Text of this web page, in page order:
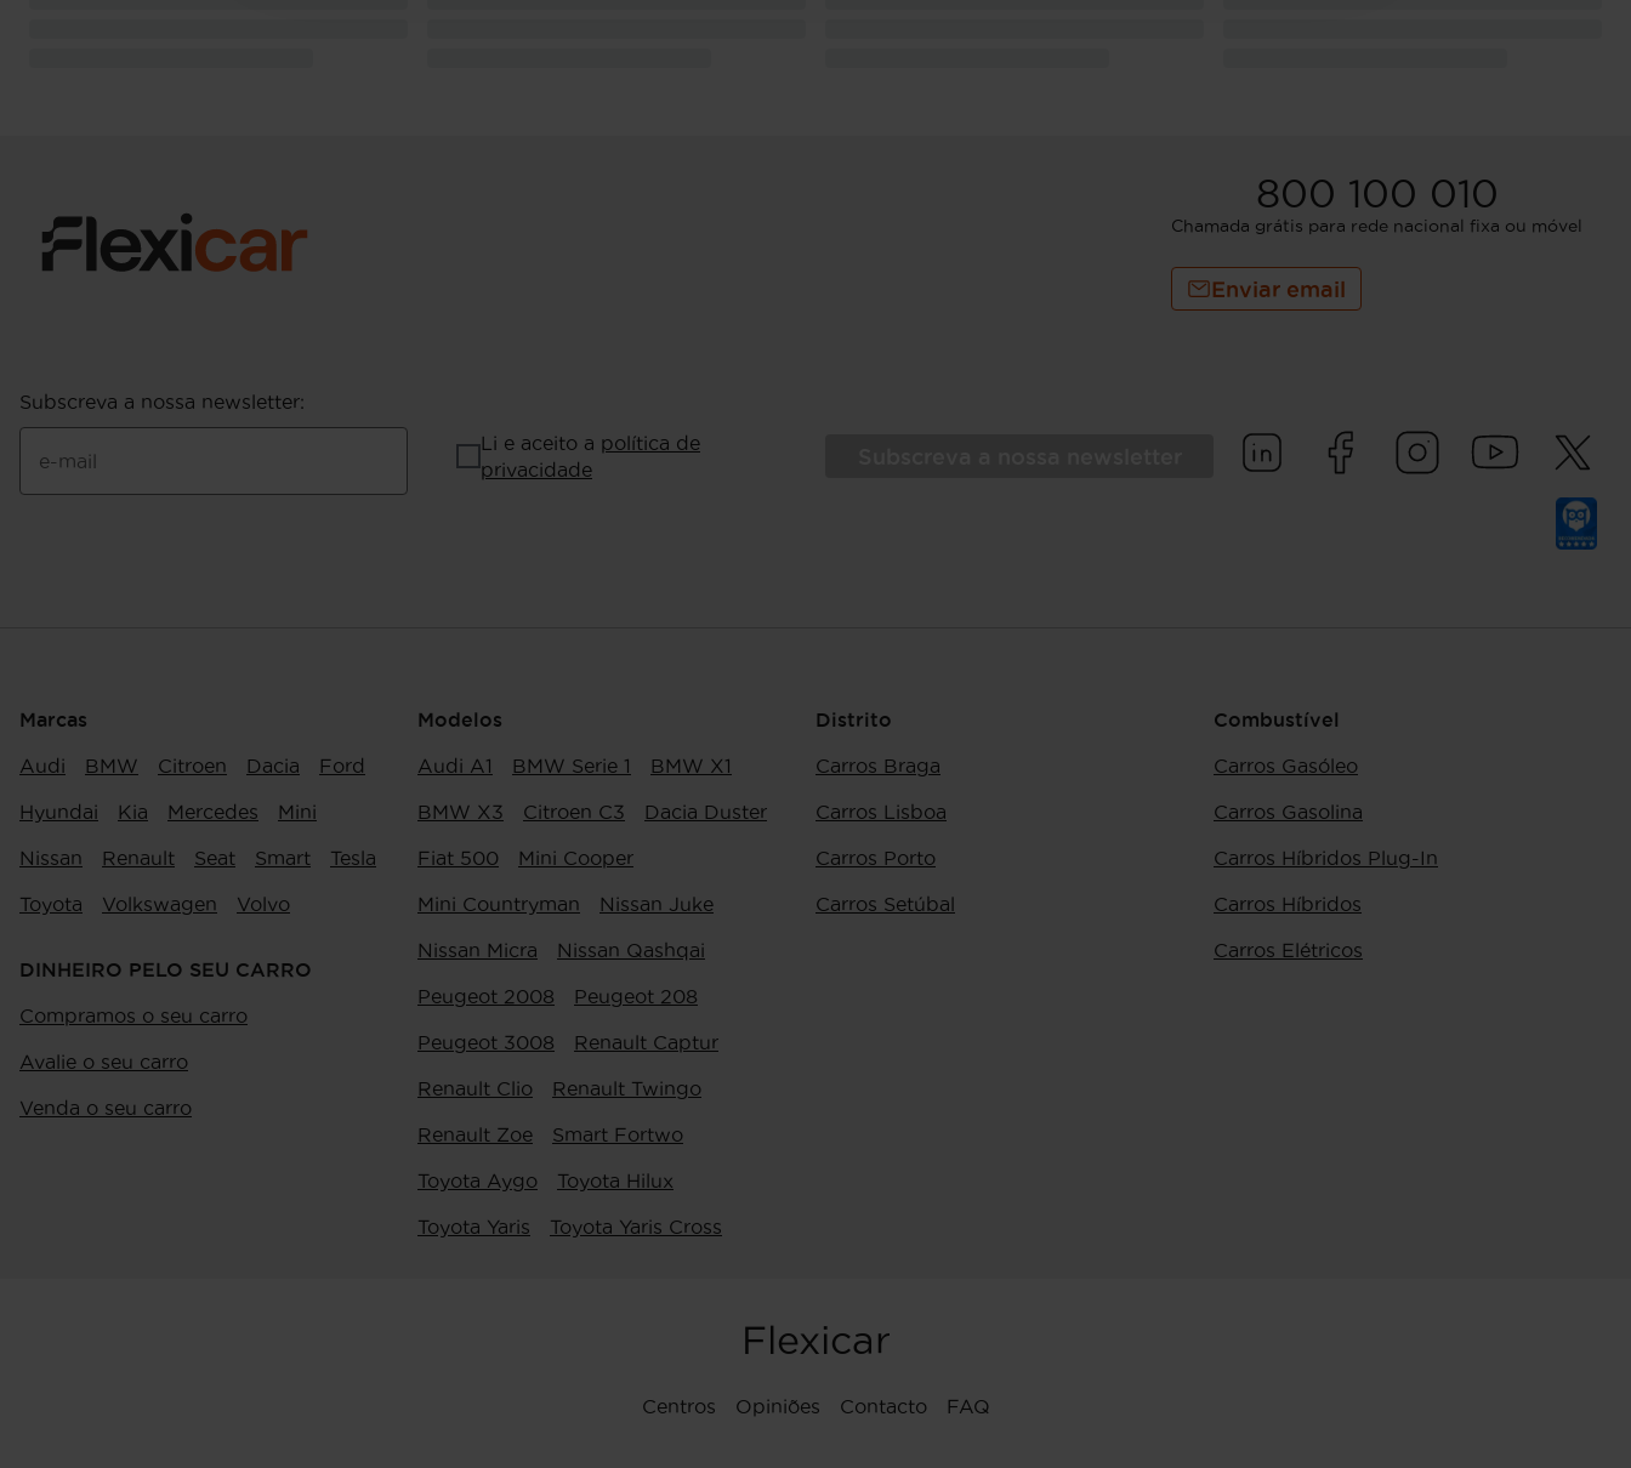
800 100 010
Chamada grátis para rede nacional fixa ou móvel
Enviar email
Subscreva a nossa newsletter:
e-mail
Li e aceito a política de
privacidade
Marcas
Audi BMW Citroen Dacia Ford
Hyundai Kia Mercedes Mini
Nissan Renault Seat Smart Tesla
Toyota Volkswagen Volvo
DINHEIRO PELO SEU CARRO
Compramos o seu carro
Avalie o seu carro
Venda o seu carro
Modelos
Audi A1 BMW Serie 1 BMW X1
BMW X3 Citroen C3 Dacia Duster
Fiat 500 Mini Cooper
Mini Countryman Nissan Juke
Nissan Micra Nissan Qashqai
Peugeot 2008 Peugeot 208
Peugeot 3008 Renault Captur
Renault Clio Renault Twingo
Renault Zoe Smart Fortwo
Toyota Aygo Toyota Hilux
Toyota Yaris Toyota Yaris Cross
Distrito
Carros Braga
Carros Lisboa
Carros Porto
Carros Setúbal
Combustível
Carros Gasóleo
Carros Gasolina
Carros Híbridos Plug-In
Carros Híbridos
Carros Elétricos
Flexicar
Centros Opiniões Contacto FAQ